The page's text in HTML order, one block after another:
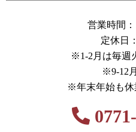
営業時間：
定休日
※1-2月は毎週
※9-12
※年末年始も休